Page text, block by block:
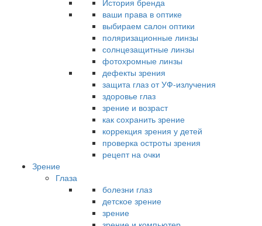
История бренда
ваши права в оптике
выбираем салон оптики
поляризационные линзы
солнцезащитные линзы
фотохромные линзы
дефекты зрения
защита глаз от УФ-излучения
здоровье глаз
зрение и возраст
как сохранить зрение
коррекция зрения у детей
проверка остроты зрения
рецепт на очки
Зрение
Глаза
болезни глаз
детское зрение
зрение